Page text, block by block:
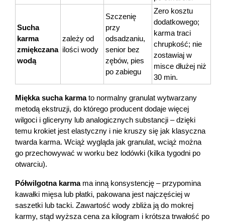
Sucha
karma
zmiękczana
wodą
zależy od
ilości wody
Szczenię
przy
odsadzaniu,
senior bez
zębów, pies
po zabiegu
Zero kosztu
dodatkowego;
karma traci
chrupkość; nie
zostawiaj w
misce dłużej niż
30 min.
Miękka sucha karma to normalny granulat wytwarzany
metodą ekstruzji, do którego producent dodaje więcej
wilgoci i gliceryny lub analogicznych substancji – dzięki
temu krokiet jest elastyczny i nie kruszy się jak klasyczna
twarda karma. Wciąż wygląda jak granulat, wciąż można
go przechowywać w worku bez lodówki (kilka tygodni po
otwarciu).
Półwilgotna karma ma inną konsystencję – przypomina
kawałki mięsa lub płatki, pakowana jest najczęściej w
saszetki lub tacki. Zawartość wody zbliża ją do mokrej
karmy, stąd wyższa cena za kilogram i krótsza trwałość po